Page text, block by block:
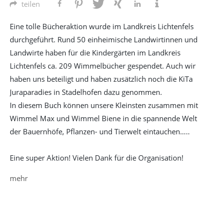
teilen
Eine tolle Bücheraktion wurde im Landkreis Lichtenfels
durchgeführt. Rund 50 einheimische Landwirtinnen und
Landwirte haben für die Kindergärten im Landkreis
Lichtenfels ca. 209 Wimmelbücher gespendet. Auch wir
haben uns beteiligt und haben zusätzlich noch die KiTa
Juraparadies in Stadelhofen dazu genommen.
In diesem Buch können unsere Kleinsten zusammen mit
Wimmel Max und Wimmel Biene in die spannende Welt
der Bauernhöfe, Pflanzen- und Tierwelt eintauchen…..
Eine super Aktion! Vielen Dank für die Organisation!
mehr